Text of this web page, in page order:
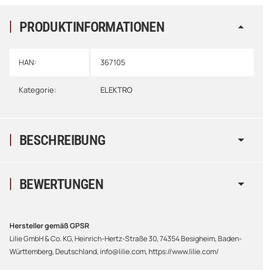
PRODUKTINFORMATIONEN
HAN: 367105
Kategorie: ELEKTRO
BESCHREIBUNG
BEWERTUNGEN
Hersteller gemäß GPSR
Lilie GmbH & Co. KG, Heinrich-Hertz-Straße 30, 74354 Besigheim, Baden-
Württemberg, Deutschland, info@lilie.com, https://www.lilie.com/